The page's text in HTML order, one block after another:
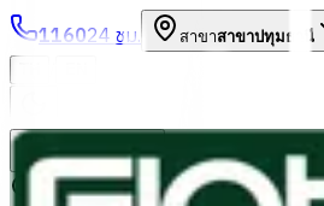
116024 ชม. สาขาสาขาปทุมธานี
หมวดหมู่สินค้า
ค้นหา